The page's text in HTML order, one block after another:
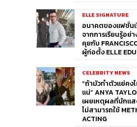
ELLE SIGNATURE
อนาคตของแฟชั่น
จากการเรียนรู้อย่า
คุยกับ
ผู้ก่อตั้ง ELLE
CELEBRITY NEWS
“ถ้ามัวทำตัวแย่คง
แน่” ANYA
เผยเหตุผลที่นักแ
ไม่สามารถใช้
ACTING